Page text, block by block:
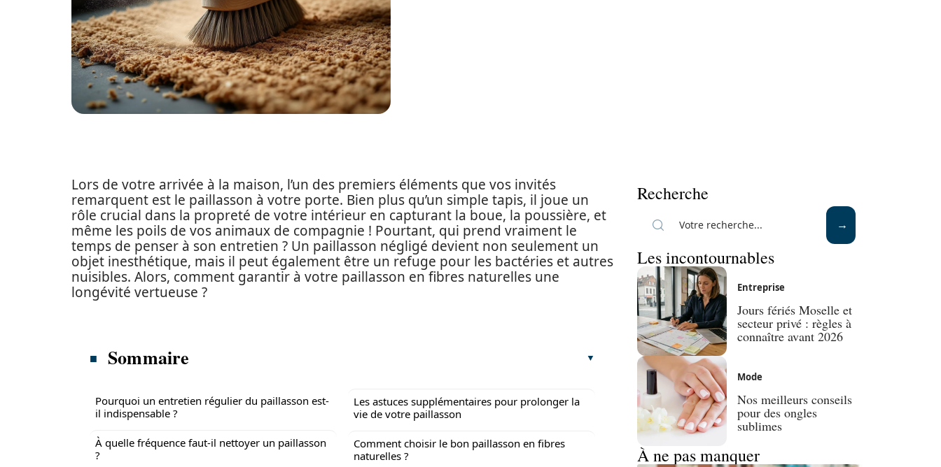
Lors de votre arrivée à la maison, l’un des premiers éléments que vos invités
remarquent est le paillasson à votre porte. Bien plus qu’un simple tapis, il joue un
rôle crucial dans la propreté de votre intérieur en capturant la boue, la poussière, et
même les poils de vos animaux de compagnie ! Pourtant, qui prend vraiment le
temps de penser à son entretien ? Un paillasson négligé devient non seulement un
objet inesthétique, mais il peut également être un refuge pour les bactéries et autres
nuisibles. Alors, comment garantir à votre paillasson en fibres naturelles une
longévité vertueuse ?
Sommaire
Pourquoi un entretien régulier du paillasson est-
il indispensable ?
À quelle fréquence faut-il nettoyer un paillasson
?
Les astuces supplémentaires pour prolonger la
vie de votre paillasson
Comment choisir le bon paillasson en fibres
naturelles ?
Recherche
Les incontournables
Entreprise
Jours fériés Moselle et
secteur privé : règles à
connaître avant 2026
Mode
Nos meilleurs conseils
pour des ongles
sublimes
À ne pas manquer